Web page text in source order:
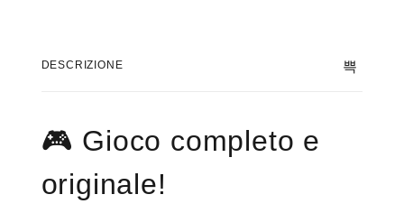
DESCRIZIONE
🎮 Gioco completo e
originale!